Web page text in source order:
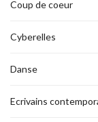
Coup de coeur
Cyberelles
Danse
Ecrivains